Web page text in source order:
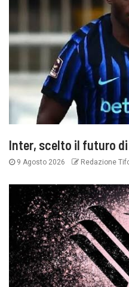
Inter, scelto il futuro
9 Agosto 2026 Redazione